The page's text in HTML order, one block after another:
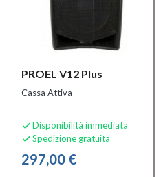
PROEL V12 Plus
Cassa Attiva
 Disponibilità immediata
 Spedizione gratuita
297,00 €